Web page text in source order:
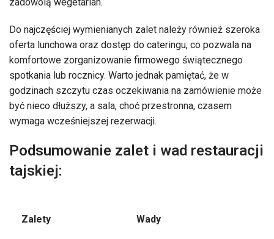
Do najczęściej wymienianych zalet należy również szeroka
oferta lunchowa oraz dostęp do cateringu, co pozwala na
komfortowe zorganizowanie firmowego świątecznego
spotkania lub rocznicy. Warto jednak pamiętać, że w
godzinach szczytu czas oczekiwania na zamówienie może
być nieco dłuższy, a sala, choć przestronna, czasem
wymaga wcześniejszej rezerwacji.
Podsumowanie zalet i wad restauracji
tajskiej:
Zalety Wady